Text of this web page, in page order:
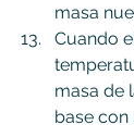
masa
Cuando
masa de
base